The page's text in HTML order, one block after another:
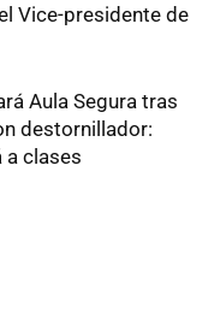
Vice-presidente de
Aula Segura tras
destornillador:
a clases